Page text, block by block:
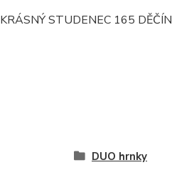
STUDENEC 165 DĚČÍN
DUO hrnky